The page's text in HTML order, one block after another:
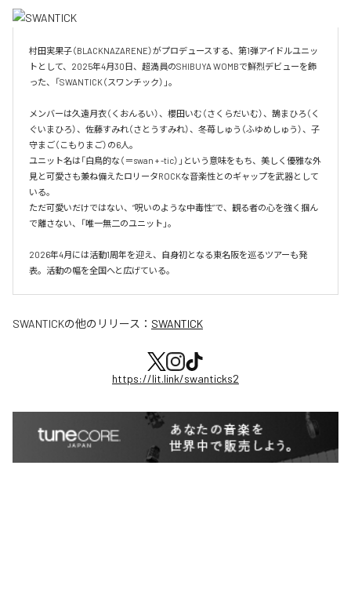
村田実果子（BLACKNAZARENE）がプロデュースする、第1弾アイドルユニッ
トとして、2025年4月30日、超満員のSHIBUYA WOMBで鮮烈デビューを飾
った、「SWANTICK（スワンチック）」。
メンバーは久遠月衣（くおんるい）、櫻田いむ（さくらだいむ）、鵠まひろ（く
ぐいまひろ）、佐藤すみれ（さとうすみれ）、冬苺しゅう（ふゆめしゅう）、子
守まご（こもりまご）の6人。
ユニット名は「白鳥的な（＝swan + -tic）」という意味をもち、美しく優雅な外
見と可愛さも兼ね備えたロリータROCKな音楽性とのギャップを武器として
いる。
ただ可愛いだけではない、“呪いのような中毒性”で、観る者の心を強く掴ん
で離さない、「唯一無二のユニット」。
2026年4月には活動1周年を迎え、自身初となる東名阪を巡るツアーも発
表。活動の幅を全国へと広げている。
SWANTICKの他のリリース： SWANTICK
https://lit.link/swanticks2